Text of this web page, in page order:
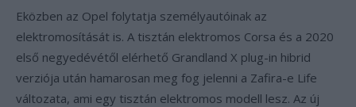
Eközben az Opel folytatja személyautóinak az
elektromosítását is. A tisztán elektromos Corsa és a 2020
első negyedévétől elérhető Grandland X plug-in hibrid
verziója után hamarosan meg fog jelenni a Zafira-e Life
változata, ami egy tisztán elektromos modell lesz. Az új